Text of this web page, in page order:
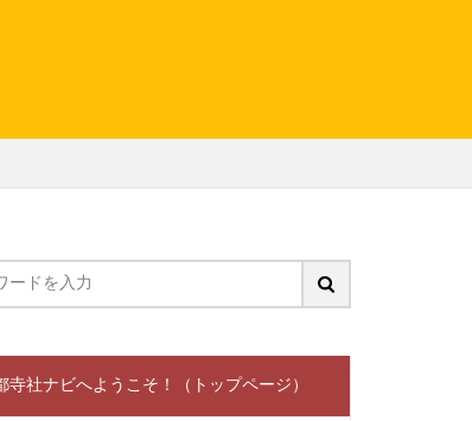
寺社ナビへようこそ！（トップページ）